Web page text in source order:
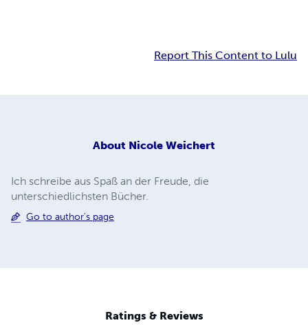
Report This Content to Lulu
About Nicole Weichert
Ich schreibe aus Spaß an der Freude, die
unterschiedlichsten Bücher.
Go to author's page
Ratings & Reviews